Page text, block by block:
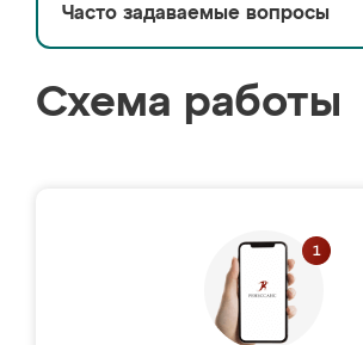
Часто задаваемые вопросы
Схема работы